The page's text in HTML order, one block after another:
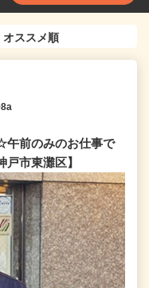
午前のみのお仕事で
市東灘区】